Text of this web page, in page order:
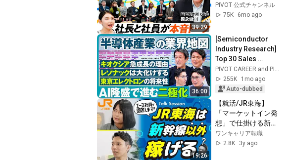
39:29
／NVIDIA・OpenAI
が日立を選んだ理由
功か？／株価は10年
で5倍／GAFAMはラ
イバルではない
【CEO Chat】
PIVOT 公式チャンネル
75K
6mo ago
36:00
[Semiconductor
Industry Research]
Top 30 Sales
Ranking / Reasons
for Kioxia's Rapid
Growth / Will...
PIVOT CAREER and PIVOT 公式チャンネル
255K
1mo ago
Auto-dubbed
19:26
【就活/JR東海】
「マーケットイン発
想」で仕掛ける新た
な施策とは？
ワンキャリア転職
2.8K
3y ago